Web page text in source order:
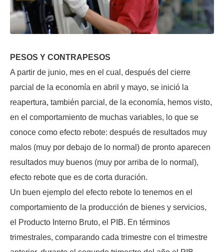
PESOS Y CONTRAPESOS
A partir de junio, mes en el cual, después del cierre
parcial de la economía en abril y mayo, se inició la
reapertura, también parcial, de la economía, hemos visto,
en el comportamiento de muchas variables, lo que se
conoce como efecto rebote: después de resultados muy
malos (muy por debajo de lo normal) de pronto aparecen
resultados muy buenos (muy por arriba de lo normal),
efecto rebote que es de corta duración.
Un buen ejemplo del efecto rebote lo tenemos en el
comportamiento de la producción de bienes y servicios,
el Producto Interno Bruto, el PIB. En términos
trimestrales, comparando cada trimestre con el trimestre